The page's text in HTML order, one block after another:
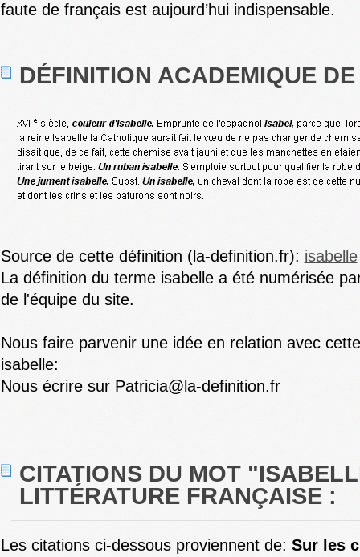
faute de français est aujourd’hui indispensable.
DÉFINITION ACADEMIQUE
Source de cette définition (la-definition.fr): isabelle
La définition du terme isabelle a été numérisée
de l'équipe du site.
Nous faire parvenir une idée en relation avec
isabelle:
Nous écrire sur Patricia@la-definition.fr
CITATIONS DU MOT
LITTÉRATURE FRANÇAISE :
Les citations ci-dessous proviennent de: Sur les